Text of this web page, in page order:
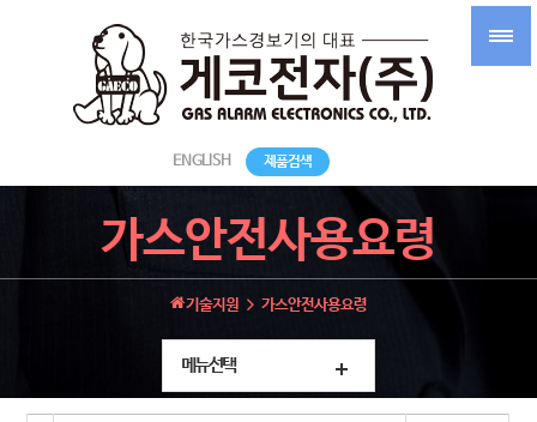
ENGLISH 제품검색
가스안전사용요령
기술지원 가스안전사용요령
메뉴선택